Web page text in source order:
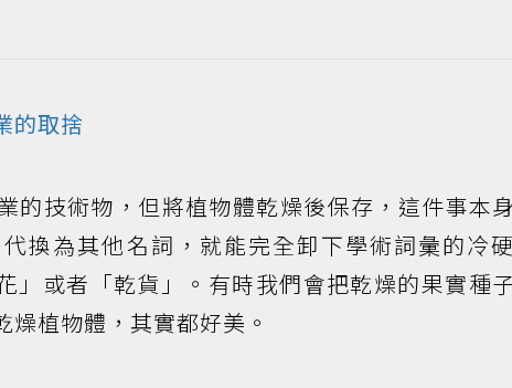
的取捨
的技術物，但將植物體乾燥後保存，這件事本
換為其他名詞，就能完全卸下學術詞彙的冷
或者「乾貨」。有時我們會把乾燥的果實種
植物體，其實都好美。